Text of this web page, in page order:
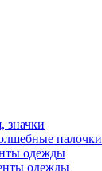
значки
палочки
одежды
одежды